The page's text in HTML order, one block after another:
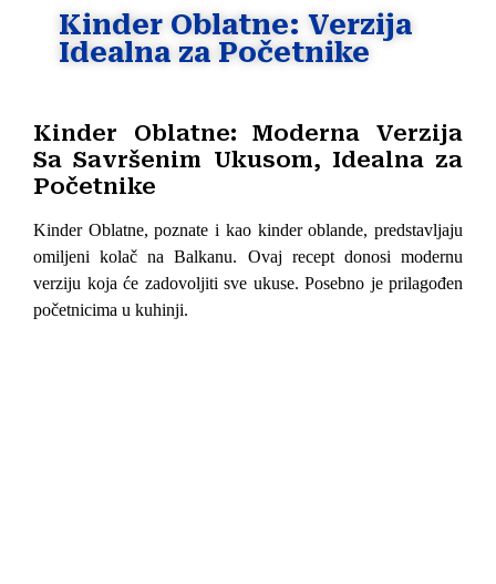
Kinder Oblatne: Verzija
Idealna za Početnike
Kinder Oblatne: Moderna Verzija
Sa Savršenim Ukusom, Idealna za
Početnike
Kinder Oblatne, poznate i kao kinder oblande, predstavljaju
omiljeni kolač na Balkanu. Ovaj recept donosi modernu
verziju koja će zadovoljiti sve ukuse. Posebno je prilagođen
početnicima u kuhinji.